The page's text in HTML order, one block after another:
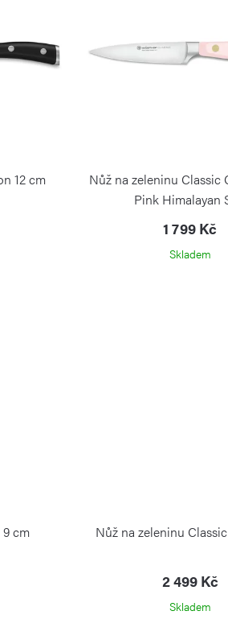
12 cm
Nůž na zeleninu Classic
Pink Himalayan
1 799 Kč
Skladem
cm Nůž na zeleninu
2 499 Kč
Skladem